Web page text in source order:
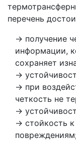
перечень
получение
информации,
сохраняет
при
четкость не
стойкость